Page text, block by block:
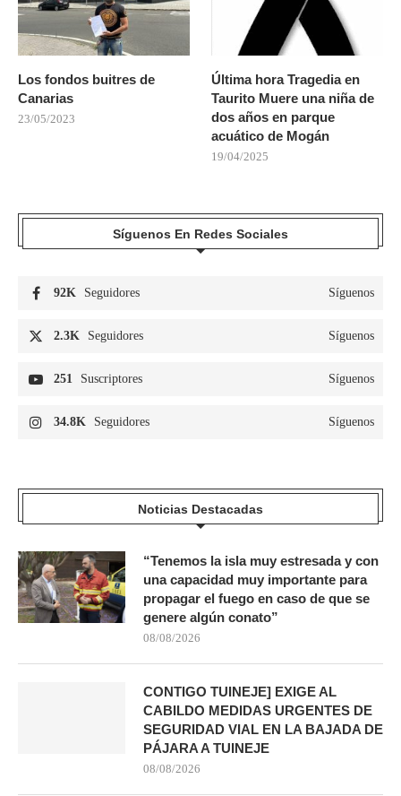
Los fondos buitres de
Canarias
23/05/2023
Última hora Tragedia en
Taurito Muere una niña de
dos años en parque
acuático de Mogán
19/04/2025
Síguenos En Redes Sociales
92K Seguidores Síguenos
2.3K Seguidores Síguenos
251 Suscriptores Síguenos
34.8K Seguidores Síguenos
Noticias Destacadas
“Tenemos la isla muy estresada y con
una capacidad muy importante para
propagar el fuego en caso de que se
genere algún conato”
08/08/2026
CONTIGO TUINEJE] EXIGE AL
CABILDO MEDIDAS URGENTES DE
SEGURIDAD VIAL EN LA BAJADA DE
PÁJARA A TUINEJE
08/08/2026